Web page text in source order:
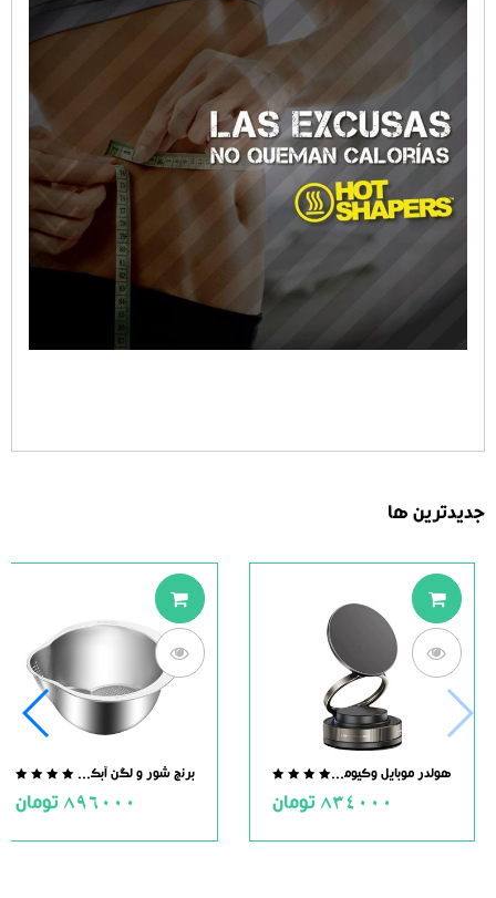
جدیدترین ها
out
هولدر موبایل وکیومی مگنت دار
834000 تومان
برنج شور و لگن آبکش دار استیل
896000 تومان